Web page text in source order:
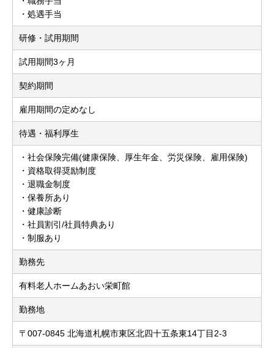
・処遇手当
研修・試用期間
試用期間3ヶ月
契約期間
雇用期間の定めなし
待遇・福利厚生
・社会保険完備(健康保険、厚生年金、労災保険、雇用保険)
・資格取得奨励制度
・退職金制度
・保養所あり
・健康診断
・社員割引/社員特典あり
・制服あり
勤務先
有料老人ホームあおい栄町館
勤務地
〒007-0845 北海道札幌市東区北四十五条東14丁目2-3